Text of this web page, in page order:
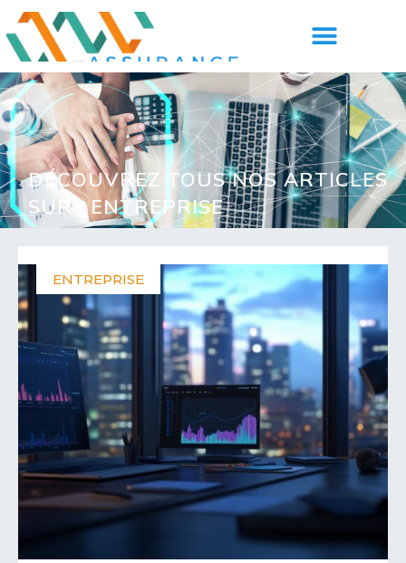
DÉCOUVREZ TOUS NOS ARTICLES
SUR : ENTREPRISE
ENTREPRISE